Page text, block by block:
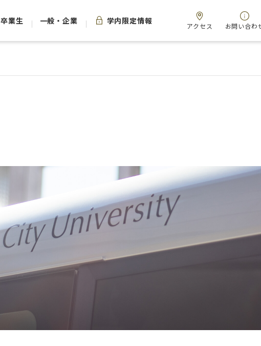
卒業生 一般・企業 学内限定情報
アクセス お問い合わ